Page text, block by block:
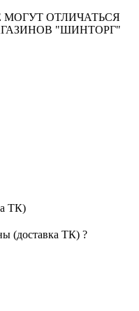
ОТЛИЧАТЬСЯ
"ШИНТОРГ"
ТК)
(доставка ТК) ?